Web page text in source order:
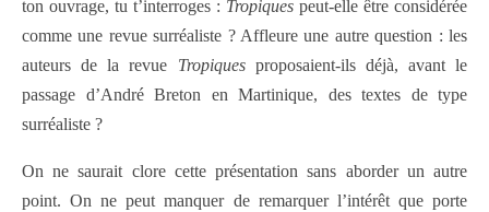
ton ouvrage, tu t’interroges : Tropiques peut-elle être considérée
comme une revue surréaliste ? Affleure une autre question : les
auteurs de la revue Tropiques proposaient-ils déjà, avant le
passage d’André Breton en Martinique, des textes de type
surréaliste ?
On ne saurait clore cette présentation sans aborder un autre
point. On ne peut manquer de remarquer l’intérêt que porte